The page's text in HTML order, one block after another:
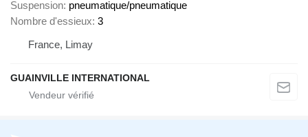
Suspension pneumatique/pneumatique
Nombre d'essieux 3
France, Limay
GUAINVILLE INTERNATIONAL